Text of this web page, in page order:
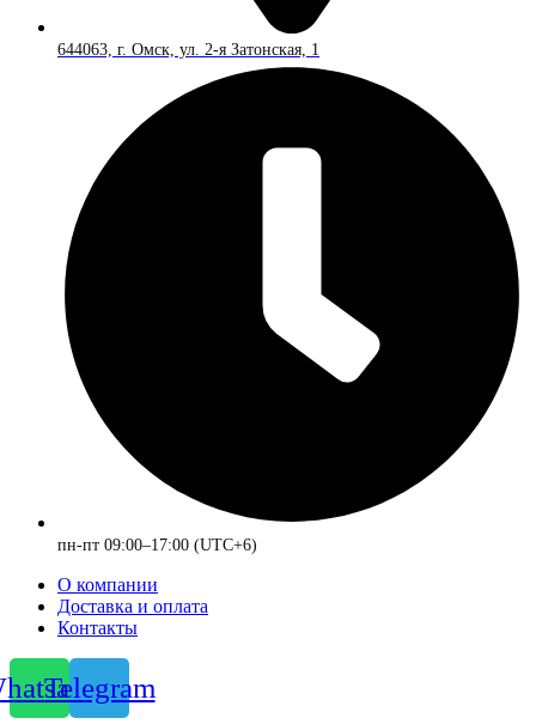
644063, г. Омск, ул. 2-я Затонская, 1
пн-пт 09:00–17:00 (UTC+6)
О компании
Доставка и оплата
Контакты
Telegram